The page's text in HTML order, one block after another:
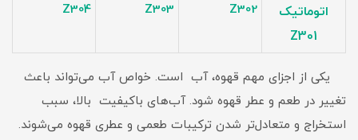
اتوماتیک
Z301
Z302
Z303
Z304
یکی از اجزای مهم قهوه، آب است. خواص آب می‌تواند باعث
تغییر در طعم و عطر قهوه شود. آب‌های باکیفیت بالا، سبب
استخراج و متعادل‌تر شدن ترکیبات طعمی و عطری قهوه می‌شوند.